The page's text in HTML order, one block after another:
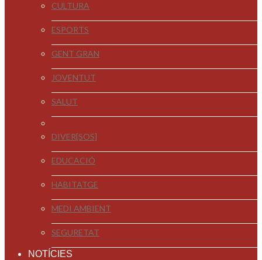
CULTURA
ESPORTS
GENT GRAN
JOVENTUT
SALUT
DIVER[SOS]
EDUCACIÓ
HABITATGE
MEDI AMBIENT
SEGURETAT
NOTÍCIES